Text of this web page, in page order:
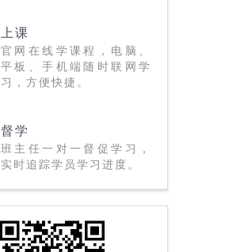
上课
官网在线学课程，电脑、
平板、手机端随时联网学
习，方便快捷。
督学
班主任一对一督促学习，
实时追踪学员学习进度。